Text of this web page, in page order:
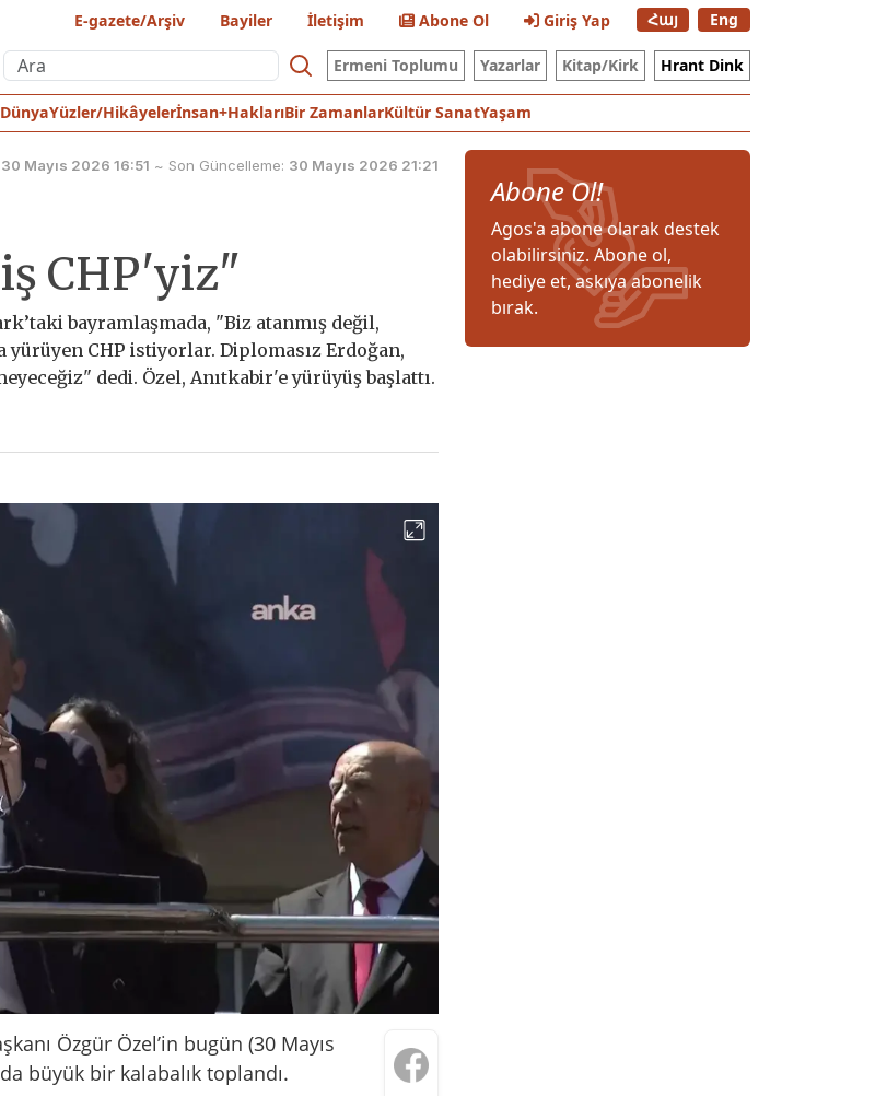
E-gazete/Arşiv Bayiler İletişim Abone Ol Giriş Yap Հայ Eng
Ermeni Toplumu Yazarlar Kitap/Kirk Hrant Dink
DünyaYüzler/Hikâyelerİnsan+HaklarıBir ZamanlarKültür SanatYaşam
30 Mayıs 2026 16:51 ~ Son Güncelleme: 30 Mayıs 2026 21:21
CHP'yiz"
bayramlaşmada, "Biz atanmış değil,
CHP istiyorlar. Diplomasız Erdoğan,
dedi. Özel, Anıtkabir'e yürüyüş başlattı.
Özgür Özel’in bugün (30 Mayıs
büyük bir kalabalık toplandı.
Abone Ol!
Agos'a abone olarak destek
olabilirsiniz. Abone ol,
hediye et, askıya abonelik
bırak.